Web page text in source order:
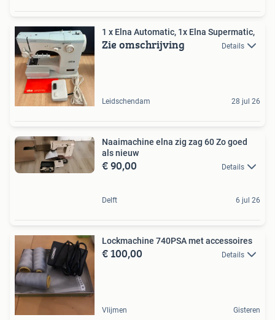
1 x Elna Automatic, 1x Elna Supermatic,
Zie omschrijving Details
Leidschendam 28 jul 26
Naaimachine elna zig zag 60 Zo goed
als nieuw
€ 90,00 Details
Delft 6 jul 26
Lockmachine 740PSA met accessoires
€ 100,00 Details
Vlijmen Gisteren